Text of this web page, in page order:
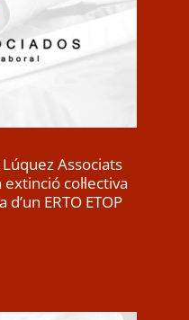
Associats
col·lectiva
ERTO ETOP